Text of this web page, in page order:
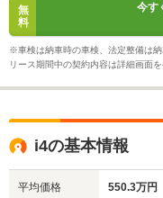
無
料
今す
※車検は納車時の車検、法定整備は納
リース期間中の契約内容は詳細画面を
i4の基本情報
平均価格 550.3万円